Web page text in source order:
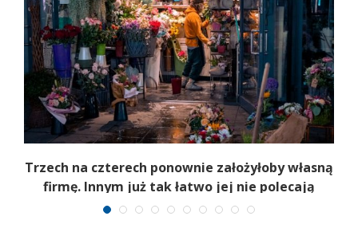
Trzech na czterech ponownie założyłoby własną
firmę. Innym już tak łatwo jej nie polecają